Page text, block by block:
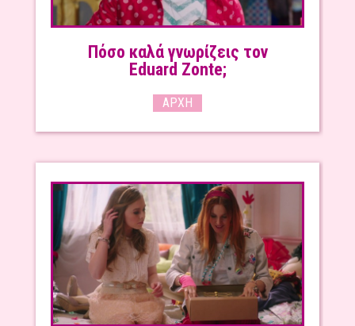
Πόσο καλά γνωρίζεις τον
Eduard Zonte;
ΑΡΧΉ